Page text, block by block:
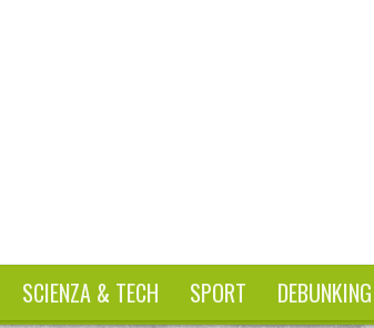
SCIENZA & TECH SPORT DEBUNKING